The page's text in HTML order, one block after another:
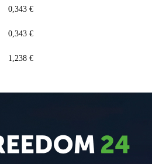
0,343 €
0,343 €
1,238 €